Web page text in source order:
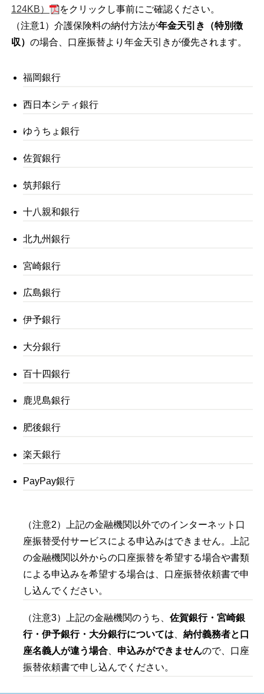
124KB）
をクリックし事前にご確認ください。
（注意1）介護保険料の納付方法が年金天引き（特別徴
収）の場合、口座振替より年金天引きが優先されます。
福岡銀行
西日本シティ銀行
ゆうちょ銀行
佐賀銀行
筑邦銀行
十八親和銀行
北九州銀行
宮崎銀行
広島銀行
伊予銀行
大分銀行
百十四銀行
鹿児島銀行
肥後銀行
楽天銀行
PayPay銀行
（注意2）上記の金融機関以外でのインターネット口
座振替受付サービスによる申込みはできません。上記
の金融機関以外からの口座振替を希望する場合や書類
による申込みを希望する場合は、口座振替依頼書で申
し込んでください。
（注意3）上記の金融機関のうち、佐賀銀行・宮崎銀
行・伊予銀行・大分銀行については 、納付義務者と口
座名義人が違う場合
申込みができませんので、口座
振替依頼書で申し込んでください。